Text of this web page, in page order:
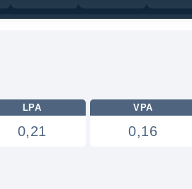
LPA
0,21
VPA
0,16